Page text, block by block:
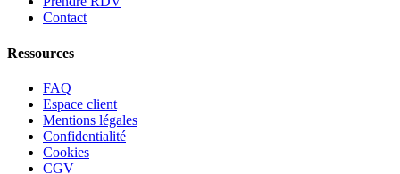
Contact
Ressources
FAQ
Espace client
Mentions légales
Confidentialité
Cookies
CGV